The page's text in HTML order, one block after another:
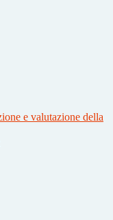
e valutazione della